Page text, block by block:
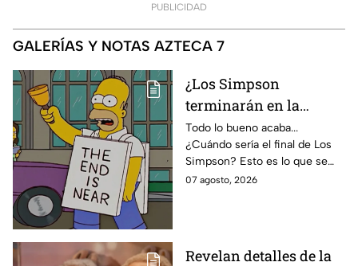
PUBLICIDAD
GALERÍAS Y NOTAS AZTECA 7
¿Los Simpson
terminarán en la
temporada 40? Actriz
de Bart Simpson da
IMPACTANTE
declaración
Todo lo bueno acaba...
¿Cuándo sería el final de Los
Simpson? Esto es lo que se
sabe:
07 agosto, 2026
Revelan detalles de la